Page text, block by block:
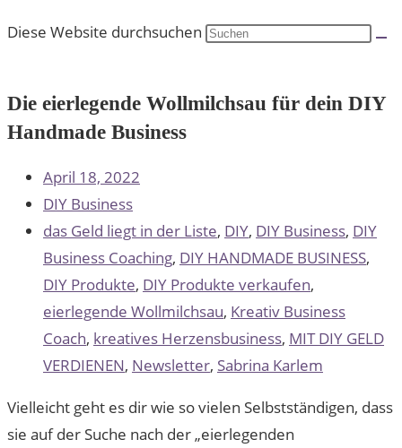
Diese Website durchsuchen
Die eierlegende Wollmilchsau für dein DIY
Handmade Business
April 18, 2022
DIY Business
das Geld liegt in der Liste, DIY, DIY Business, DIY
Business Coaching, DIY HANDMADE BUSINESS,
DIY Produkte, DIY Produkte verkaufen,
eierlegende Wollmilchsau, Kreativ Business
Coach, kreatives Herzensbusiness, MIT DIY GELD
VERDIENEN, Newsletter, Sabrina Karlem
Vielleicht geht es dir wie so vielen Selbstständigen, dass
sie auf der Suche nach der „eierlegenden